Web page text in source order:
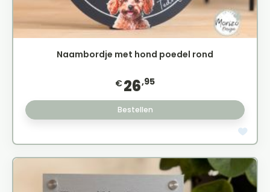
Naambordje met hond poedel rond
€26,95
Bestellen